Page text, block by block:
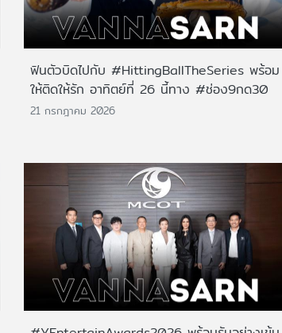
ฟินตัวบิดไปกับ #HittingBallTheSeries พร้อม
ให้ติดให้รัก อาทิตย์ที่ 26 นี้ทาง #ช่อง9กด30
21 กรกฎาคม 2026